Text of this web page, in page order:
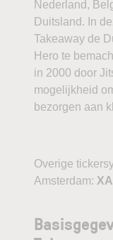
Nederland,
Duitsland. In
Takeaway de
Hero te
in 2000 door
mogelijkheid
bezorgen aan
Overige
Amsterdam: